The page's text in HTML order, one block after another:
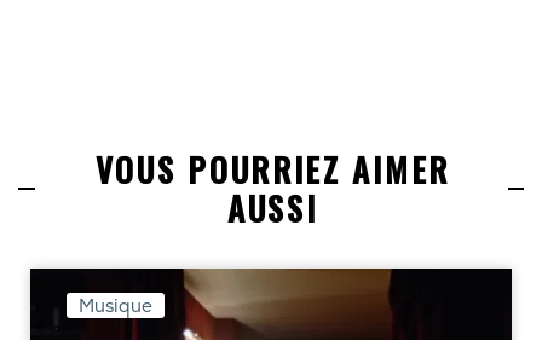
VOUS POURRIEZ AIMER
AUSSI
Musique